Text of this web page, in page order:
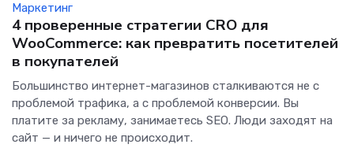
Маркетинг
4 проверенные стратегии CRO для
WooCommerce: как превратить посетителей
в покупателей
Большинство интернет-магазинов сталкиваются не с
проблемой трафика, а с проблемой конверсии. Вы
платите за рекламу, занимаетесь SEO. Люди заходят на
сайт — и ничего не происходит.